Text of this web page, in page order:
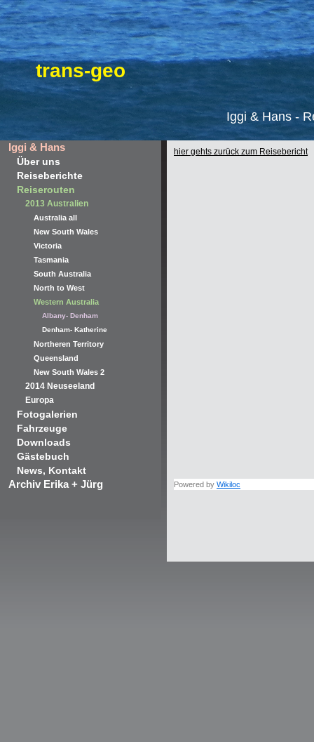
trans-geo
Iggi & Hans
Über uns
Reiseberichte
Reiserouten
2013 Australien
Australia all
New South Wales
Victoria
Tasmania
South Australia
North to West
Western Australia
Albany- Denham
Denham- Katherine
Northeren Territory
Queensland
New South Wales 2
2014 Neuseeland
Europa
Fotogalerien
Fahrzeuge
Downloads
Gästebuch
News, Kontakt
Archiv Erika + Jürg
Iggi & Hans -
hier gehts zurück zum Reisebericht
Powered by Wikiloc